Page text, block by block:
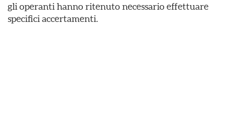
gli operanti hanno ritenuto necessario effettuare
specifici accertamenti.